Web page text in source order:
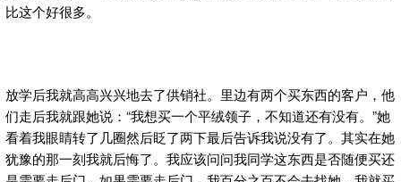
比这个好很多。
放学后我就高高兴兴地去了供销社。里边有两个买东西的客户，他
们走后我就跟她说：“我想买一个平绒领子，不知道还有没有。”她
看着我眼睛转了几圈然后眨了两下最后告诉我说没有了。其实在她
犹豫的那一刻我就后悔了。我应该问问我同学这东西是否随便买还